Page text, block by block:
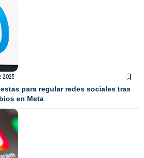
2025
para regular redes sociales tras
en Meta